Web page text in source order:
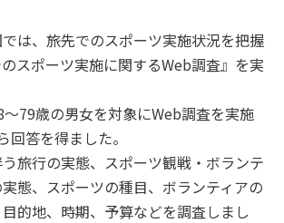
ニュース
お問い合わせ・お申し込み
調査・研究
データ
ツ
は、旅先でのスポーツ実施状況を把握
スポーツ実施に関するWeb調査』を実
79歳の男女を対象にWeb調査を実施
回答を得ました。
旅行の実態、スポーツ観戦・ボランテ
態、スポーツの種目、ボランティアの
的地、時期、予算などを調査しまし